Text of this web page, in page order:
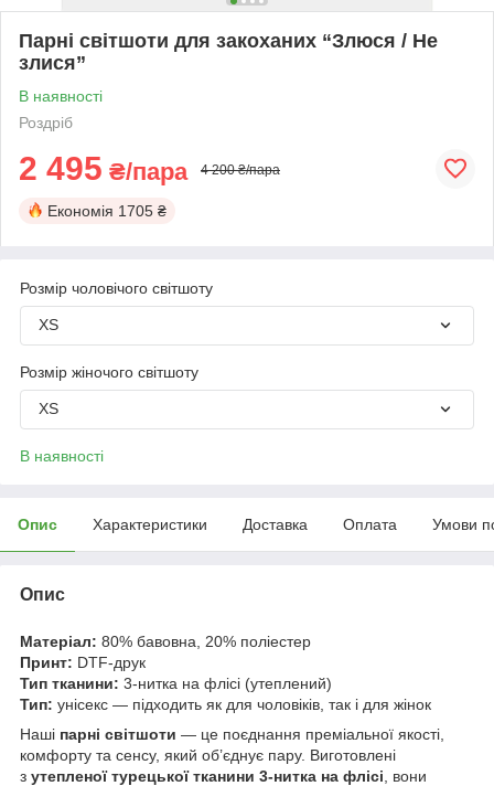
Парні світшоти для закоханих “Злюся / Не
злися”
В наявності
Роздріб
2 495 ₴/пара 4 200 ₴/пара
Економія 1705 ₴
Розмір чоловічого світшоту
XS
Розмір жіночого світшоту
XS
В наявності
Опис Характеристики Доставка Оплата Умови
Опис
Матеріал: 80% бавовна, 20% поліестер
Принт: DTF-друк
Тип тканини: 3-нитка на флісі (утеплений)
Тип: унісекс — підходить як для чоловіків, так і для жінок
Наші парні світшоти — це поєднання преміальної якості,
комфорту та сенсу, який об’єднує пару. Виготовлені
з утепленої турецької тканини 3-нитка на флісі , вони